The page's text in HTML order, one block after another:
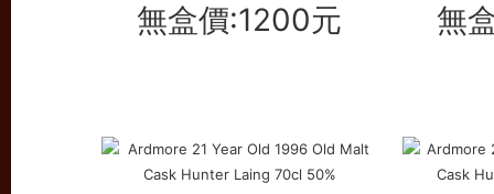
無盒價:1200元
無